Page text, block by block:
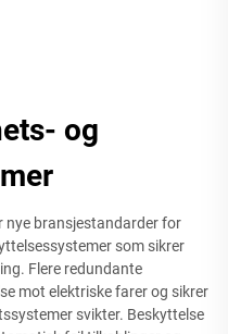
og
nye bransjestandarder for
som sikrer
Flere redundante
mot elektriske farer og sikrer
svikter. Beskyttelse